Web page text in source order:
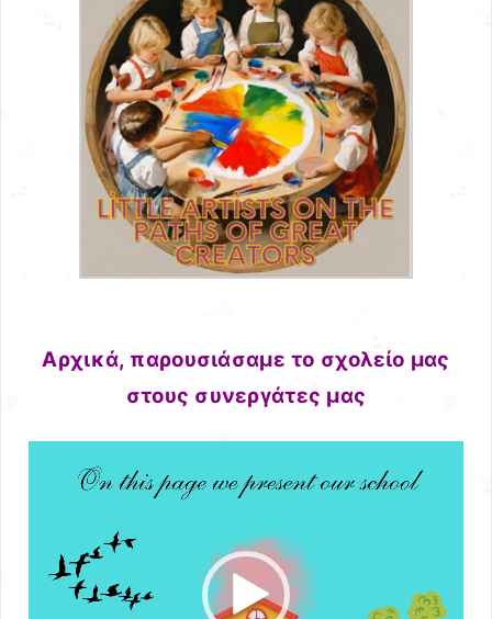
Αρχικά, παρουσιάσαμε το σχολείο μας
στους συνεργάτες μας
Αναπαραγωγής